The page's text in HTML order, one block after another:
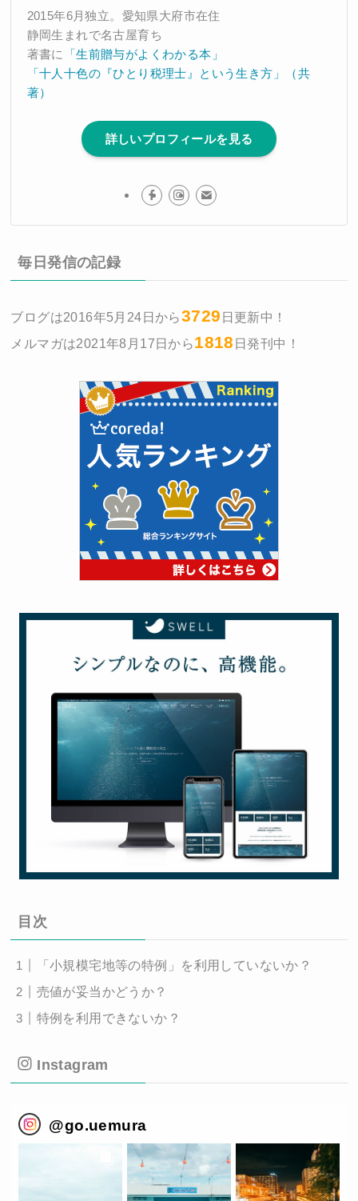
2015年6月独立。愛知県大府市在住
静岡生まれで名古屋育ち
著書に
「生前贈与がよくわかる本」
「十人十色の『ひとり税理士』という生き方」（共
著）
詳しいプロフィールを見る
毎日発信の記録
ブログは2016年5月24日から3729 日更新中！
メルマガは2021年8月17日から1818 日発刊中！
目次
「小規模宅地等の特例」を利用していないか？
売値が妥当かどうか？
特例を利用できないか？
Instagram
@go.uemura